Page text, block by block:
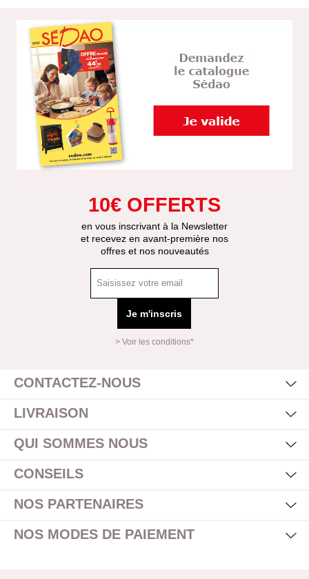
10€ OFFERTS
en vous inscrivant à la Newsletter
et recevez en avant-première nos
offres et nos nouveautés
Je m'inscris
> Voir les conditions*
CONTACTEZ-NOUS
LIVRAISON
QUI SOMMES NOUS
CONSEILS
NOS PARTENAIRES
NOS MODES DE PAIEMENT